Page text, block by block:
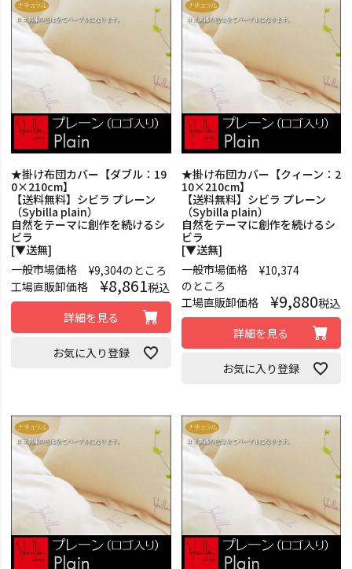
★掛け布団カバー【ダブル：19
0×210cm】
【送料無料】シビラ プレーン
（Sybilla plain）
自然をテーマに創作を続けるシ
ビラ
[▼送無]
一般市場価格
¥9,304のところ
工場直販卸価格
¥8,861税込
詳細を見る
お気に入り登録
★掛け布団カバー【クィーン：2
10×210cm】
【送料無料】シビラ プレーン
（Sybilla plain）
自然をテーマに創作を続けるシ
ビラ
[▼送無]
一般市場価格
¥10,374
のところ
工場直販卸価格
¥9,880税込
詳細を見る
お気に入り登録